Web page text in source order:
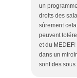
un
droits des
sûrement
peuvent
et du
dans un
sont des